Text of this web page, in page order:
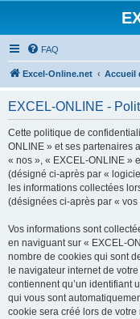
FAQ
Excel-Online.net Accueil
EXCEL-ONLINE -
Cette politique de
ONLINE » et ses partenaires
« nos », « EXCEL-ONLINE »
(désigné ci-après par «
les informations collectées
(désignées ci-après par «
Vos informations sont
en naviguant sur « EXCEL-
nombre de cookies qui sont
le navigateur internet de
contiennent qu’un identifiant
qui vous sont
cookie sera créé lors de